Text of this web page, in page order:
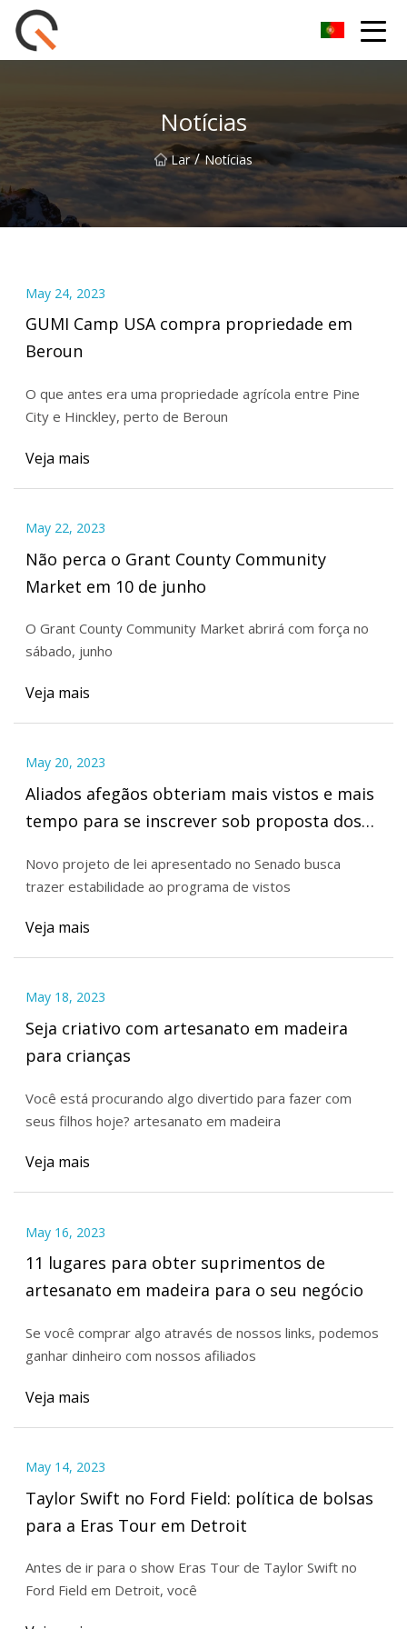
Notícias
Lar / Notícias
May 24, 2023
GUMI Camp USA compra propriedade em
Beroun
O que antes era uma propriedade agrícola entre Pine
City e Hinckley, perto de Beroun
Veja mais
May 22, 2023
Não perca o Grant County Community
Market em 10 de junho
O Grant County Community Market abrirá com força no
sábado, junho
Veja mais
May 20, 2023
Aliados afegãos obteriam mais vistos e mais
tempo para se inscrever sob proposta dos
Novo projeto de lei apresentado no Senado busca
trazer estabilidade ao programa de vistos
Veja mais
May 18, 2023
Seja criativo com artesanato em madeira
para crianças
Você está procurando algo divertido para fazer com
seus filhos hoje? artesanato em madeira
Veja mais
May 16, 2023
11 lugares para obter suprimentos de
artesanato em madeira para o seu negócio
Se você comprar algo através de nossos links, podemos
ganhar dinheiro com nossos afiliados
Veja mais
May 14, 2023
Taylor Swift no Ford Field: política de bolsas
para a Eras Tour em Detroit
Antes de ir para o show Eras Tour de Taylor Swift no
Ford Field em Detroit, você